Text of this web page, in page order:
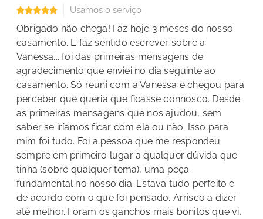
Usamos o serviço
Obrigado não chega! Faz hoje 3 meses do nosso
casamento. E faz sentido escrever sobre a
Vanessa... foi das primeiras mensagens de
agradecimento que enviei no dia seguinte ao
casamento. Só reuni com a Vanessa e chegou para
perceber que queria que ficasse connosco. Desde
as primeiras mensagens que nos ajudou, sem
saber se iríamos ficar com ela ou não. Isso para
mim foi tudo. Foi a pessoa que me respondeu
sempre em primeiro lugar a qualquer dúvida que
tinha (sobre qualquer tema), uma peça
fundamental no nosso dia. Estava tudo perfeito e
de acordo com o que foi pensado. Arrisco a dizer
até melhor. Foram os ganchos mais bonitos que vi,